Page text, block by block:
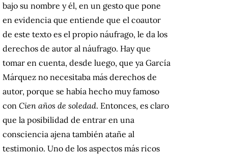
bajo su nombre y él, en un gesto que pone
en evidencia que entiende que el coautor
de este texto es el propio náufrago, le da los
derechos de autor al náufrago. Hay que
tomar en cuenta, desde luego, que ya García
Márquez no necesitaba más derechos de
autor, porque se había hecho muy famoso
con Cien años de soledad. Entonces, es claro
que la posibilidad de entrar en una
consciencia ajena también atañe al
testimonio. Uno de los aspectos más ricos